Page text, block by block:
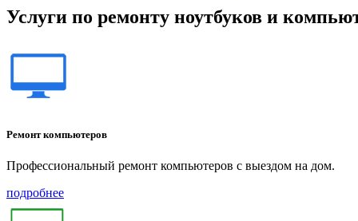
Услуги по ремонту ноутбуков и
Ремонт компьютеров
Профессиональный ремонт компьютеров с выездом на дом.
подробнее